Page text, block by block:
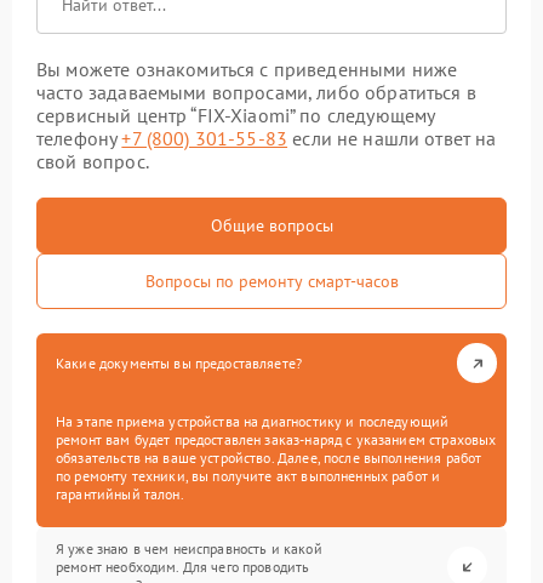
Вы можете ознакомиться с приведенными ниже
часто задаваемыми вопросами, либо обратиться в
сервисный центр “FIX-Xiaomi” по следующему
телефону+7 (800) 301-55-83 если не нашли ответ на
свой вопрос.
Общие вопросы
Вопросы по ремонту смарт-часов
Какие документы вы предоставляете?
На этапе приема устройства на диагностику и последующий
ремонт вам будет предоставлен заказ-наряд с указанием страховых
обязательств на ваше устройство. Далее, после выполнения работ
по ремонту техники, вы получите акт выполненных работ и
гарантийный талон.
Я уже знаю в чем неисправность и какой
ремонт необходим. Для чего проводить